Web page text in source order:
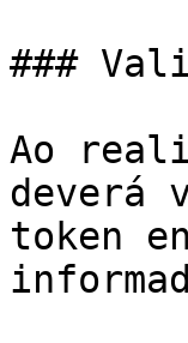
###
Ao
deverá
token